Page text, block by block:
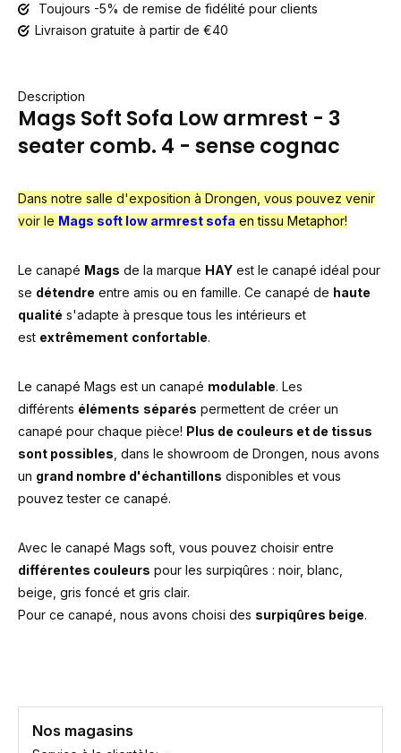
Toujours -5% de remise de fidélité pour clients
Livraison gratuite à partir de €40
Description
Mags Soft Sofa Low armrest - 3
seater comb. 4 - sense cognac
Dans notre salle d'exposition à Drongen, vous pouvez venir
voir le Mags soft low armrest sofa en tissu Metaphor!
Le canapé Mags de la marque HAY est le canapé idéal pour
se détendre entre amis ou en famille. Ce canapé de haute
qualité s'adapte à presque tous les intérieurs et
est extrêmement confortable.
Le canapé Mags est un canapé modulable. Les
différents éléments séparés permettent de créer un
canapé pour chaque pièce! Plus de couleurs et de tissus
sont possibles , dans le showroom de Drongen, nous avons
un grand nombre d'échantillons disponibles et vous
pouvez tester ce canapé.
Avec le canapé Mags soft, vous pouvez choisir entre
différentes couleurs pour les surpiqûres : noir, blanc,
beige, gris foncé et gris clair.
Pour ce canapé, nous avons choisi des surpiqûres beige.
Nos magasins